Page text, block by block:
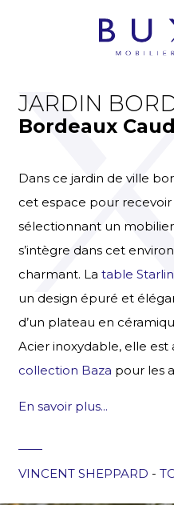
JARDIN
Bordeaux
Dans ce jardin de ville
cet espace pour
sélectionnant un
s’intègre dans cet
charmant. La table
un design épuré et
d’un plateau en
Acier inoxydable, elle
collection Baza pour les
En savoir plus...
VINCENT SHEPPARD -